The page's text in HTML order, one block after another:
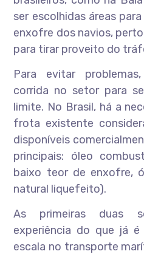
ser escolhidas áreas
enxofre dos navios,
para tirar proveito do
Para evitar
corrida no setor para
limite. No Brasil, há a
frota existente
disponíveis
principais: óleo
baixo teor de enxofre,
natural liquefeito).
As primeiras duas
experiência do que já
escala no transporte